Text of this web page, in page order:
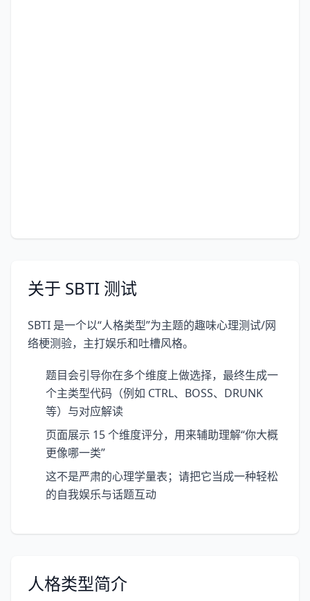
关于 SBTI 测试
SBTI 是一个以“人格类型”为主题的趣味心理测试/网
络梗测验，主打娱乐和吐槽风格。
题目会引导你在多个维度上做选择，最终生成一
个主类型代码（例如 CTRL、BOSS、DRUNK
等）与对应解读
页面展示 15 个维度评分，用来辅助理解“你大概
更像哪一类”
这不是严肃的心理学量表；请把它当成一种轻松
的自我娱乐与话题互动
人格类型简介